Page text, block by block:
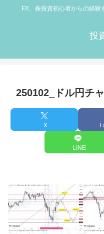
FX、株投資初心者からの経験
投
250102_ドル円チ
X
LINE